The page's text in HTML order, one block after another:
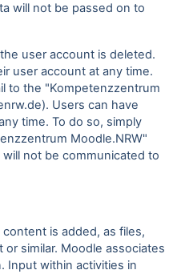
will not be passed on to
user account is deleted.
user account at any time.
to the "Kompetenzzentrum
Users can have
time. To do so, simply
Moodle.NRW"
not be communicated to
is added, as files,
similar. Moodle associates
Input within activities in